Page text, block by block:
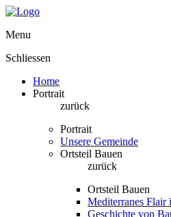
Menu
Schliessen
Home
Portrait
zurück
Portrait
Unsere Gemeinde
Ortsteil Bauen
zurück
Ortsteil Bauen
Mediterranes Flair
Geschichte von